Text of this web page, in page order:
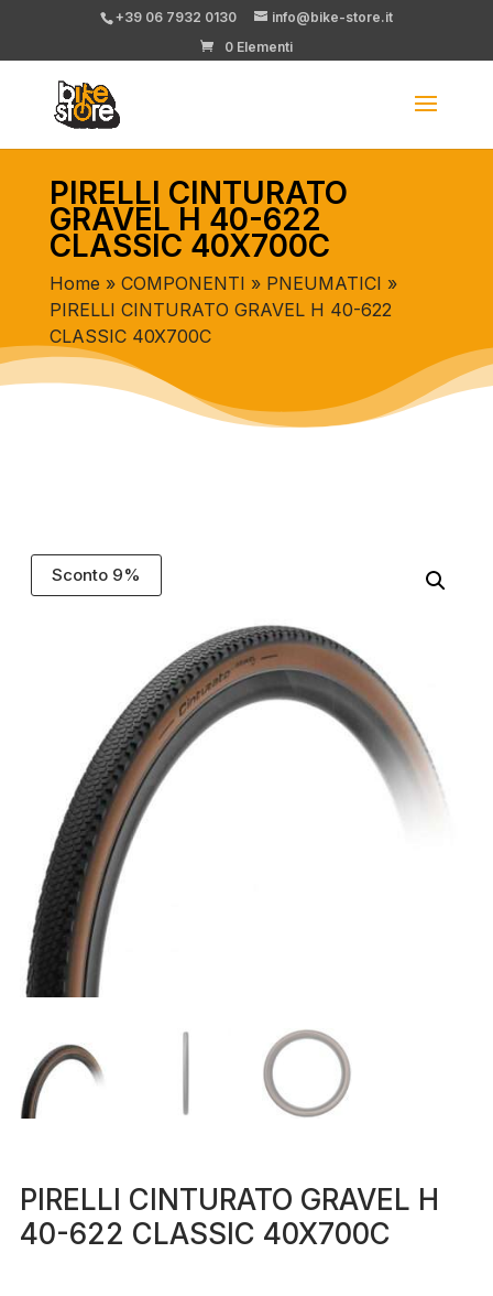
+39 06 7932 0130
info@bike-store.it
0 Elementi
PIRELLI CINTURATO
GRAVEL H 40-622
CLASSIC 40X700C
Home » COMPONENTI » PNEUMATICI »
PIRELLI CINTURATO GRAVEL H 40-622
CLASSIC 40X700C
Sconto 9%
PIRELLI CINTURATO GRAVEL H
40-622 CLASSIC 40X700C